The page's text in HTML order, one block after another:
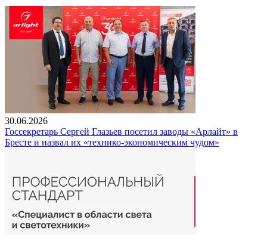
30.06.2026
Госсекретарь Сергей Глазьев посетил заводы «Арлайт» в
Бресте и назвал их «технико-экономическим чудом»